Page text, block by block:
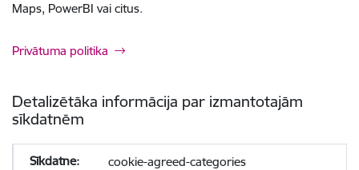
Maps, PowerBI vai citus.
Privātuma politika
Detalizētāka informācija par izmantotajām
sīkdatnēm
cookie-agreed-categories